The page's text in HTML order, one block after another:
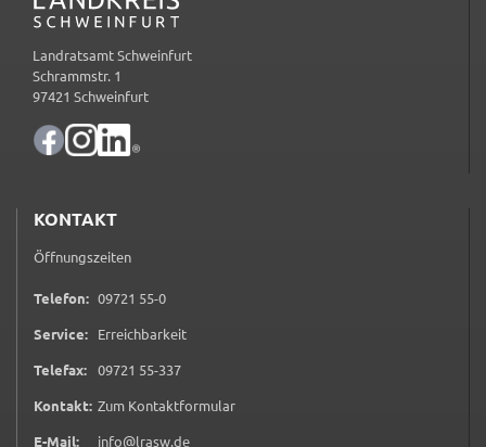
Landratsamt Schweinfurt
Schrammstr. 1
97421 Schweinfurt
KONTAKT
Öffnungszeiten
Telefon: 09721 55-00 9 7 2 1 5 5 0
Service: Erreichbarkeit
Telefax: 09721 55-3370 9 7 2 1 5 5 3 3 7
Kontakt: Zum Kontaktformular(öffnet in neuem Tab)
E-Mail:
info@lrasw.de
_pk_ses
Name:
_pk_ses
Anbieter:
Landratsamt Schweinfurt
Kurzzeitiges Cookie, um vorübergehende Daten des
Session